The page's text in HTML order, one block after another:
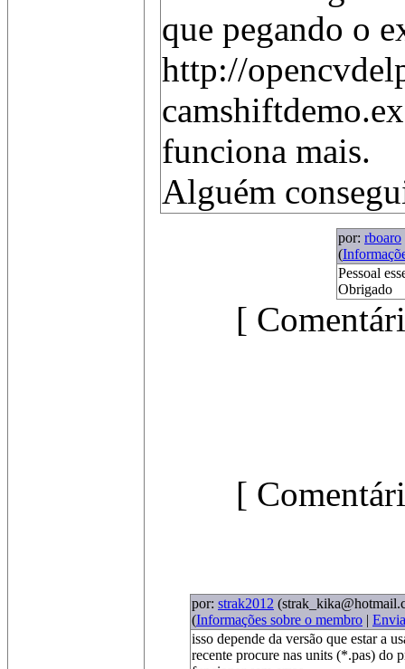
que pegando o
http://
funciona mais.
Alguém
por: rboaro
(
Pessoal
Obrigado
[
[
por: strak2012
(Informações sobre o membro |
isso depende da versão que estar a
recente procure nas units (*.pas) do